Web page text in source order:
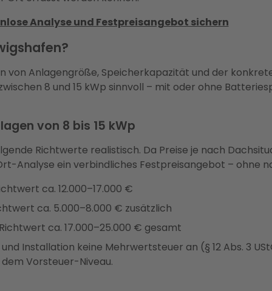
Analyse und Festpreisangebot sichern
von Anlagengröße, Speicherkapazität und der
8 und 15 kWp sinnvoll – mit oder ohne
von 8 bis 15 kWp
Richtwerte realistisch. Da Preise je nach
Analyse ein verbindliches Festpreisangebot – ohne
ca. 12.000–17.000 €
ca. 5.000–8.000 € zusätzlich
ca. 17.000–25.000 € gesamt
Installation keine Mehrwertsteuer an (§ 12 Abs. 3
Vorsteuer-Niveau.